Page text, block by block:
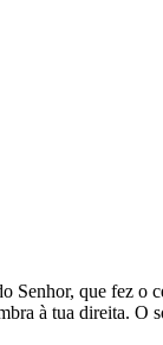
que fez
à tua direita.